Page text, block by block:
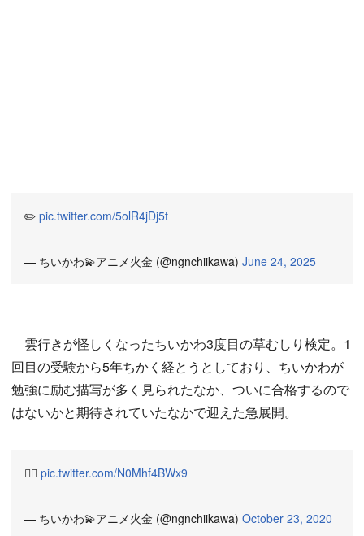
✏️ pic.twitter.com/5olR4jDj5t
— ちいかわ💫アニメ火金 (@ngnchiikawa) June 24, 2025
雲行きが怪しくなったちいかわ3度目の草むしり検定。1
回目の受験から5年ちかく経とうとしており、ちいかわが
勉強に励む描写が多く見られたなか、ついに合格するので
はないかと期待されていたなかで迎えた急展開。
🏃‍♂️ pic.twitter.com/N0Mhf4BWx9
— ちいかわ💫アニメ火金 (@ngnchiikawa) October 23, 2020